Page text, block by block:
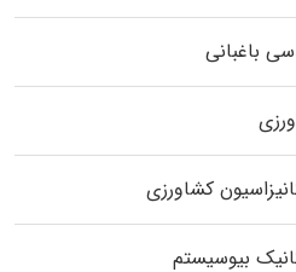
باغبانی
کشاورزی
بیوسیستم